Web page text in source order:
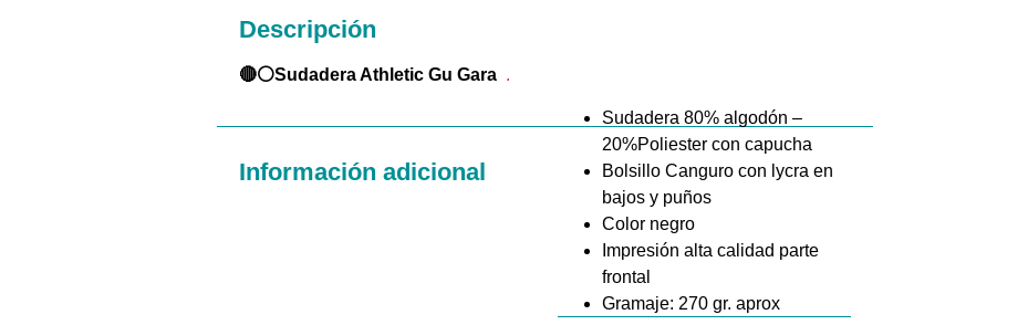
Descripción
🔴⚪Sudadera Athletic Gu Gara .
Sudadera 80% algodón –
20%Poliester con capucha
Bolsillo Canguro con lycra en
bajos y puños
Color negro
Impresión alta calidad parte
frontal
Gramaje: 270 gr. aprox
Información adicional